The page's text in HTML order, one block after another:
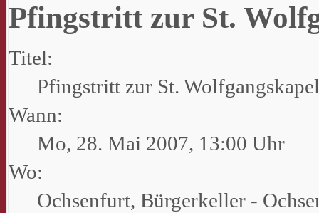
Pfingstritt zur St.
Titel:
Pfingstritt zur St.
Wann:
Mo, 28. Mai 2007, 13:00 Uhr
Wo:
Ochsenfurt, Bürgerkeller -